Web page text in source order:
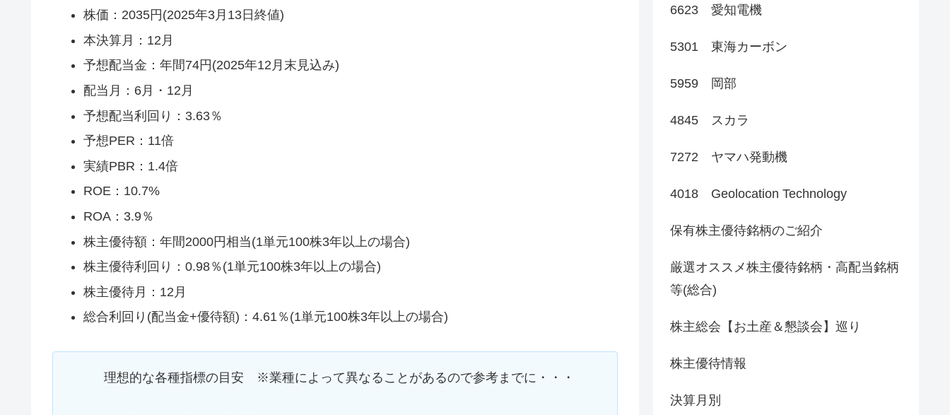
株価：2035円(2025年3月13日終値)
本決算月：12月
予想配当金：年間74円(2025年12月末見込み)
配当月：6月・12月
予想配当利回り：3.63％
予想PER：11倍
実績PBR：1.4倍
ROE：10.7%
ROA：3.9％
株主優待額：年間2000円相当(1単元100株3年以上の場合)
株主優待利回り：0.98％(1単元100株3年以上の場合)
株主優待月：12月
総合利回り(配当金+優待額)：4.61％(1単元100株3年以上の場合)
理想的な各種指標の目安 ※業種によって異なることがあるので参考までに・・・
6623 愛知電機
5301 東海カーボン
5959 岡部
4845 スカラ
7272 ヤマハ発動機
4018 Geolocation Technology
保有株主優待銘柄のご紹介
厳選オススメ株主優待銘柄・高配当銘柄
等(総合)
株主総会【お土産＆懇談会】巡り
株主優待情報
決算月別